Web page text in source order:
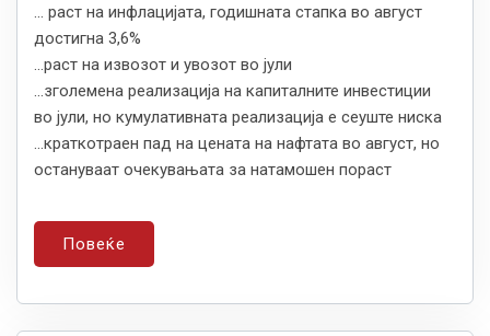
... раст на инфлацијата, годишната стапка во август
достигна 3,6%
...раст на извозот и увозот во јули
...зголемена реализација на капиталните инвестиции
во јули, но кумулативната реализација е сеуште ниска
...краткотраен пад на цената на нафтата во август, но
остануваат очекувањата за натамошен пораст
Повеќе